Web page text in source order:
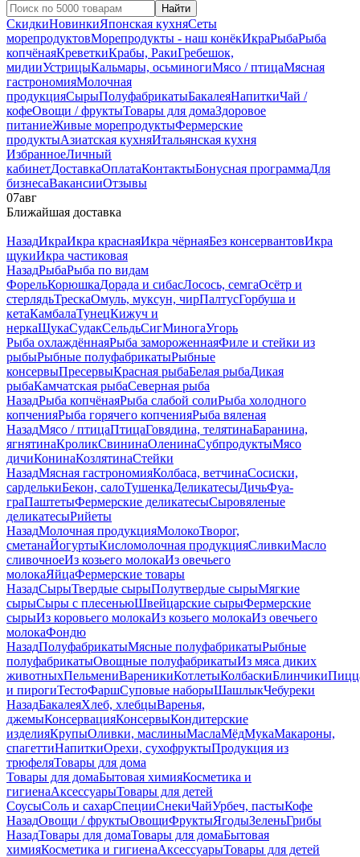
Найти
СкидкиНовинкиЯпонская кухняСеты
морепродуктовМорепродукты - наш конёкИкраРыбаРыба
копчёнаяКреветкиКрабы, РакиГребешок,
мидииУстрицыКальмары, осьминогиМясо / птицаМясная
гастрономияМолочная
продукцияСырыПолуфабрикатыБакалеяНапиткиЧай /
кофеОвощи / фруктыТовары для домаЗдоровое
питаниеЖивые морепродуктыФермерские
продуктыАзиатская кухняИтальянская кухня
ИзбранноеЛичный
кабинетДоставкаОплатаКонтактыБонусная программаДля
бизнесаВакансииОтзывы
07авг
Ближайшая доставка
НазадИкраИкра краснаяИкра чёрнаяБез консервантовИкра
щукиИкра частиковая
НазадРыбаРыба по видам
ФорельКорюшкаДорада и сибасЛосось, семгаОсётр и
стерлядьТрескаОмуль, муксун, чирПалтусГорбуша и
кетаКамбалаТунецКижуч и
неркаЩукаСудакСельдьСигМиногаУгорь
Рыба охлаждённаяРыба замороженнаяФиле и стейки из
рыбыРыбные полуфабрикатыРыбные
консервыПресервыКрасная рыбаБелая рыбаДикая
рыбаКамчатская рыбаСеверная рыба
НазадРыба копчёнаяРыба слабой солиРыба холодного
копченияРыба горячего копченияРыба вяленая
НазадМясо / птицаПтицаГовядина, телятинаБаранина,
ягнятинаКроликСвининаОленинаСубпродуктыМясо
дичиКонинаКозлятинаСтейки
НазадМясная гастрономияКолбаса, ветчинаСосиски,
сарделькиБекон, салоТушенкаДеликатесыДичьФуа-
граПаштетыФермерские деликатесыСыровяленые
деликатесыРийеты
НазадМолочная продукцияМолокоТворог,
сметанаЙогуртыКисломолочная продукцияСливкиМасло
сливочноеИз козьего молокаИз овечьего
молокаЯйцаФермерские товары
НазадСырыТвердые сырыПолутвердые сырыМягкие
сырыСыры c плесеньюШвейцарские сырыФермерские
сырыИз коровьего молокаИз козьего молокаИз овечьего
молокаФондю
НазадПолуфабрикатыМясные полуфабрикатыРыбные
полуфабрикатыОвощные полуфабрикатыИз мяса диких
животныхПельмениВареникиКотлетыКолбаскиБлинчики
и пирогиТестоФаршСуповые наборыШашлыкЧебуреки
НазадБакалеяХлеб, хлебцыВаренья,
джемыКонсервацияКонсервыКондитерские
изделияКрупыОливки, маслиныМаслаМёдМукаМакароны,
спагеттиНапиткиОрехи, сухофруктыПродукция из
трюфеляТовары для дома
Товары для домаБытовая химияКосметика и
гигиенаАксессуарыТовары для детей
СоусыСоль и сахарСпецииСнекиЧайУрбеч, пастыКофе
НазадОвощи / фруктыОвощиФруктыЯгодыЗеленьГрибы
НазадТовары для домаТовары для домаБытовая
химияКосметика и гигиенаАксессуарыТовары для детей